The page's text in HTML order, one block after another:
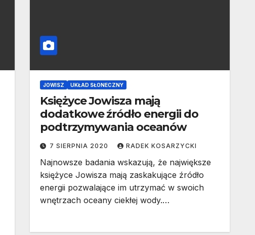
JOWISZ UKŁAD SŁONECZNY
Księżyce Jowisza mają
dodatkowe źródło energii do
podtrzymywania oceanów
7 SIERPNIA 2020 RADEK KOSARZYCKI
Najnowsze badania wskazują, że największe
księżyce Jowisza mają zaskakujące źródło
energii pozwalające im utrzymać w swoich
wnętrzach oceany ciekłej wody.…